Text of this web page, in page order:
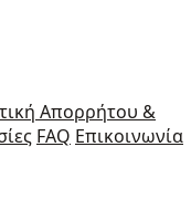
Απορρήτου &
FAQ Επικοινωνία